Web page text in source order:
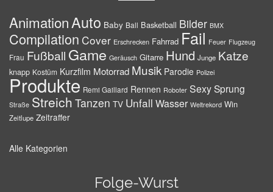
AnimationAuto Baby Ball Basketball Bilder BMX
Compilation Cover Erschrecken Fahrrad Fail Feuer Flugzeug
Frau Fußball Game Geräusch Gitarre Hund Junge Katze
knapp Kostüm Kurzfilm Motorrad Musik Parodie Polizei
Produkte Remi Gaillard Rennen Roboter SexySprung
Straße Streich Tanzen TV Unfall Wasser Weltrekord Win
Zeitlupe Zeitraffer
Alle Kategorien
Folge-Wurst